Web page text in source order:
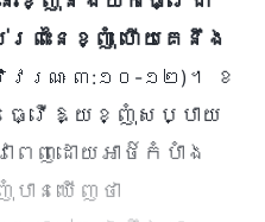
ះនៃខ្ញុំ ហើយគេនឹង
វរណៈ ៣:១០-១២) ។ ខ
នធ្វើឱ្យខ្ញុំសប្បាយ
ពេញដោយអាថ៌កំបាំង
ានឃើញថា